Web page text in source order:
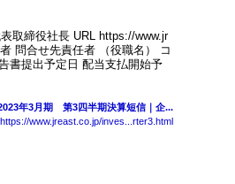
取締役社長 URL https://www.jr
問合せ先責任者 （役職名） コ
書提出予定日 配当支払開始予
年3月期 第3四半期決算短信｜企...
https://www.jreast.co.jp/inves...rter3.html